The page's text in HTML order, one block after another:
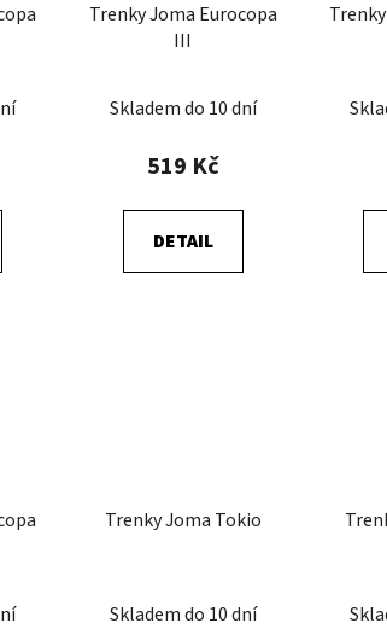
Trenky Joma Eurocopa
III
Skladem do 10 dní
519 Kč
DETAIL
Trenky Joma Tokio
Skladem do 10 dní